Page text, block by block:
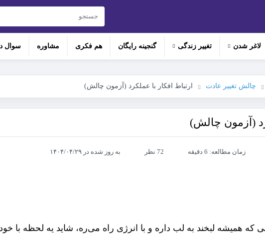
لاغر شدن تغییر زندگی گنجینه رایگان هم‌ فکری مشاوره سوال
چالش تغییر عادت ارتباط افکار با عملکرد (آزمون چالش)
(آزمون چالش)
زمان مطالعه: 6 دقیقه 72 نظر به روز شده در ۱۴۰۴/۰۴/۲۹
که همیشه لبخند به لب داره و با انرژی راه می‌ره، شاید یه لحظه